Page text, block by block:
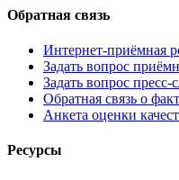
Обратная связь
Интернет-приёмная
Задать вопрос
Задать вопрос пресс-
Обратная связь о
Анкета оценки
Ресурсы